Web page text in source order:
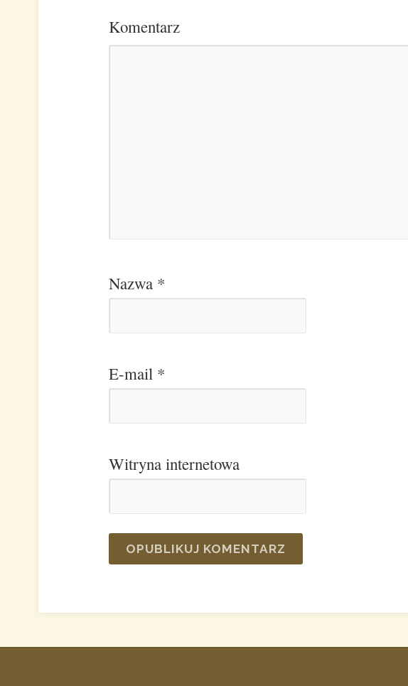
Komentarz
Nazwa *
E-mail *
Witryna internetowa